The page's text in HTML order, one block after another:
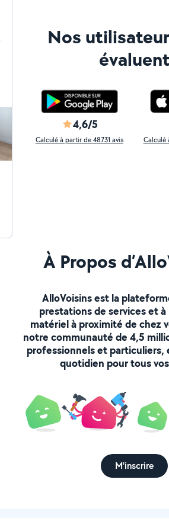
Nos
4,6/5
Calculé à partir de 48731 avis Calculé
À Propos
AlloVoisins est la
prestations de services et
matériel à proximité de chez
notre communauté de 4,5
professionnels et
quotidien pour tous
M'inscrire